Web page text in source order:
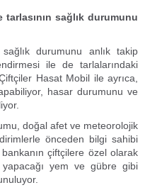
sağlık durumunu
durumunu anlık takip
ile de tarlalarındaki
Hasat Mobil ile ayrıca,
hasar durumunu ve
doğal afet ve meteorolojik
önceden bilgi sahibi
çiftçilere özel olarak
yem ve gübre gibi